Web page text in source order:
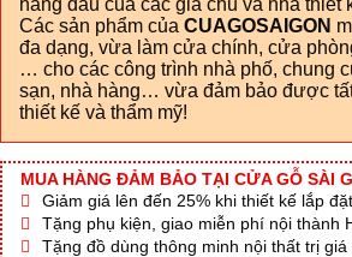
hàng đầu của các gia chủ và nhà thiết
Các sản phẩm của CUAGOSAIGON
đa dạng, vừa làm cửa chính, cửa
… cho các công trình nhà phố, chung
sạn, nhà hàng… vừa đảm bảo được
thiết kế và thẩm mỹ!
MUA HÀNG ĐẢM BẢO TẠI CỬA GỖ SÀI
Giảm giá lên đến 25% khi thiết kế lắp
Tặng phụ kiện, giao miễn phí nội thành
Tặng đồ dùng thông minh nội thất trị giá